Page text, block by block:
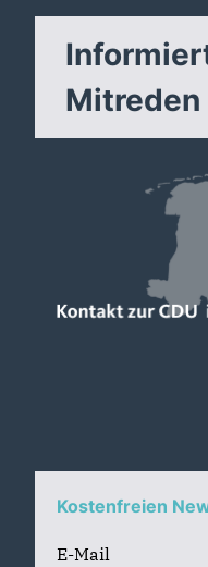
Mitreden
Kostenfreien
E-Mail